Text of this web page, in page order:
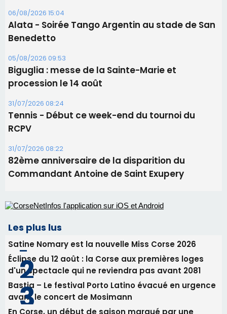
06/08/2026 15:04
Alata - Soirée Tango Argentin au stade de San
Benedetto
05/08/2026 09:53
Biguglia : messe de la Sainte-Marie et
procession le 14 août
31/07/2026 08:24
Tennis - Début ce week-end du tournoi du
RCPV
31/07/2026 08:22
82ème anniversaire de la disparition du
Commandant Antoine de Saint Exupery
Les plus lus
Satine Nomary est la nouvelle Miss Corse 2026
Éclipse du 12 août : la Corse aux premières loges
d'un spectacle qui ne reviendra pas avant 2081
Bastia – Le festival Porto Latino évacué en urgence
avant le concert de Mosimann